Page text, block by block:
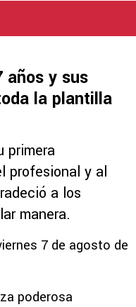
años y sus
la plantilla
primera
profesional y al
a los
manera.
7 de agosto de
poderosa